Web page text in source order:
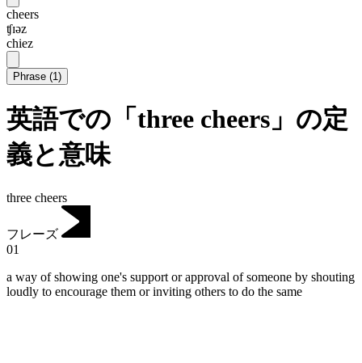
cheers
ʧɪəz
chiez
Phrase (1)
英語での「three cheers」の定
義と意味
three cheers
フレーズ
01
a way of showing one's support or approval of someone by shouting
loudly to encourage them or inviting others to do the same